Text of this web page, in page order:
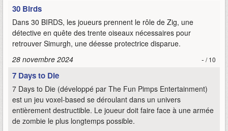
30 Birds
Dans 30 BIRDS, les joueurs prennent le rôle de Zig, une
détective en quête des trente oiseaux nécessaires pour
retrouver Simurgh, une déesse protectrice disparue.
28 novembre 2024
- / 10
7 Days to Die
7 Days to Die (développé par The Fun Pimps Entertainment)
est un jeu voxel-based se déroulant dans un univers
entièrement destructible. Le joueur doit faire face à une armée
de zombie le plus longtemps possible.